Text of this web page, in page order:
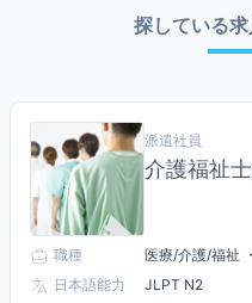
探している
派遣社員
介護福祉
職種
医療/介護/福祉
日本語能力
JLPT N2